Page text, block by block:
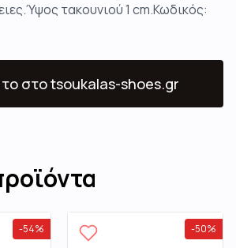
τακουνιού 1 cm.Κωδικός:
στο tsoukalas-shoes.gr
-54% -50%